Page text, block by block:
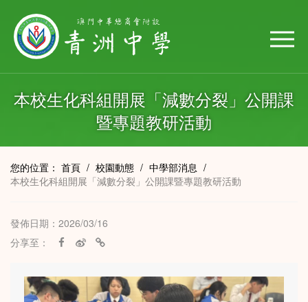
本校生化科組開展「減數分裂」公開課
暨專題教研活動
您的位置： 首頁 / 校園動態 / 中學部消息 /
本校生化科組開展「減數分裂」公開課暨專題教研活動
發佈日期：2026/03/16
分享至：